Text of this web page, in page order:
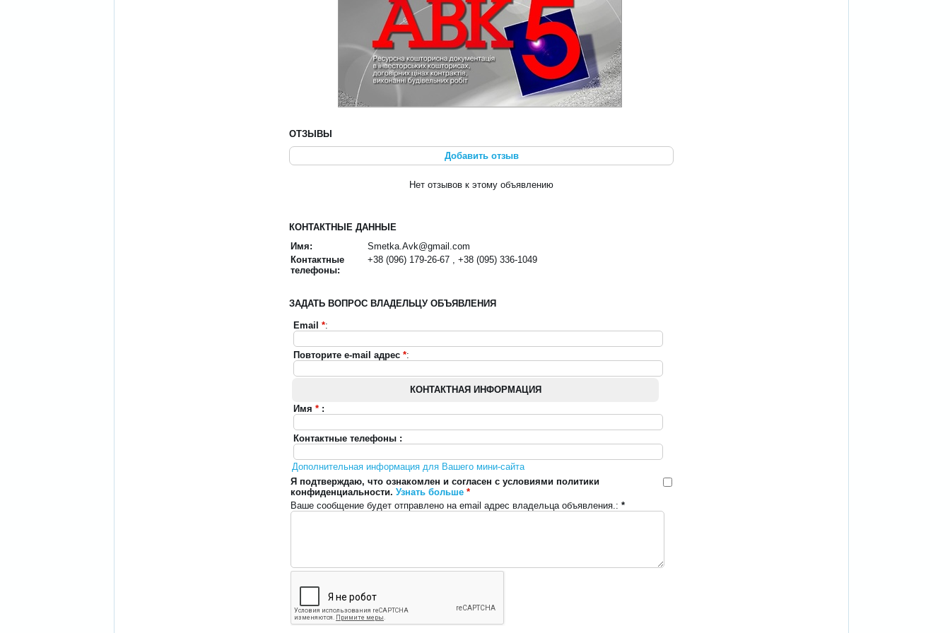
ОТЗЫВЫ
Добавить отзыв
Нет отзывов к этому объявлению
КОНТАКТНЫЕ ДАННЫЕ
Имя:
Smetka.Avk@gmail.com
Контактные
телефоны:
+38 (096) 179-26-67 , +38 (095) 336-1049
ЗАДАТЬ ВОПРОС ВЛАДЕЛЬЦУ ОБЪЯВЛЕНИЯ
Email *:
Повторите e-mail адрес *:
КОНТАКТНАЯ ИНФОРМАЦИЯ
Имя* :
Контактные телефоны :
Дополнительная информация для Вашего мини-сайта
Я подтверждаю, что ознакомлен и согласен с условиями политики
конфиденциальности.Узнать больше *
Ваше сообщение будет отправлено на email адрес владельца объявления.:*